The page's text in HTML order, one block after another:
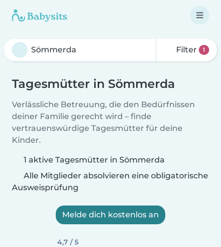
Filter 1
Tagesmütter in Sömmerda
Verlässliche Betreuung, die den Bedürfnissen
deiner Familie gerecht wird – finde
vertrauenswürdige Tagesmütter für deine
Kinder.
1 aktive Tagesmütter in Sömmerda
Alle Mitglieder absolvieren eine obligatorische
Ausweisprüfung
Melde dich kostenlos an
4,7 / 5